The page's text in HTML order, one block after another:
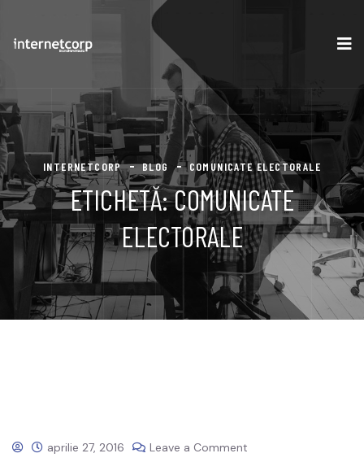
INTERNETCORP BLOG COMUNICATE ELECTORALE
ETICHETĂ:COMUNICATE
ELECTORALE
aprilie 27, 2016 Leave a Comment